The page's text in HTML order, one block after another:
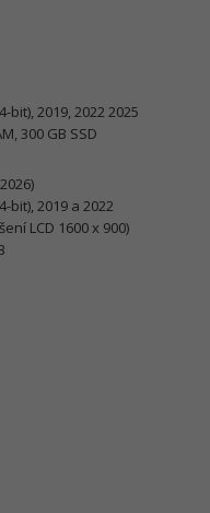
2019, 2022 2025
300 GB SSD
bit), 2019 a 2022
LCD 1600 x 900)